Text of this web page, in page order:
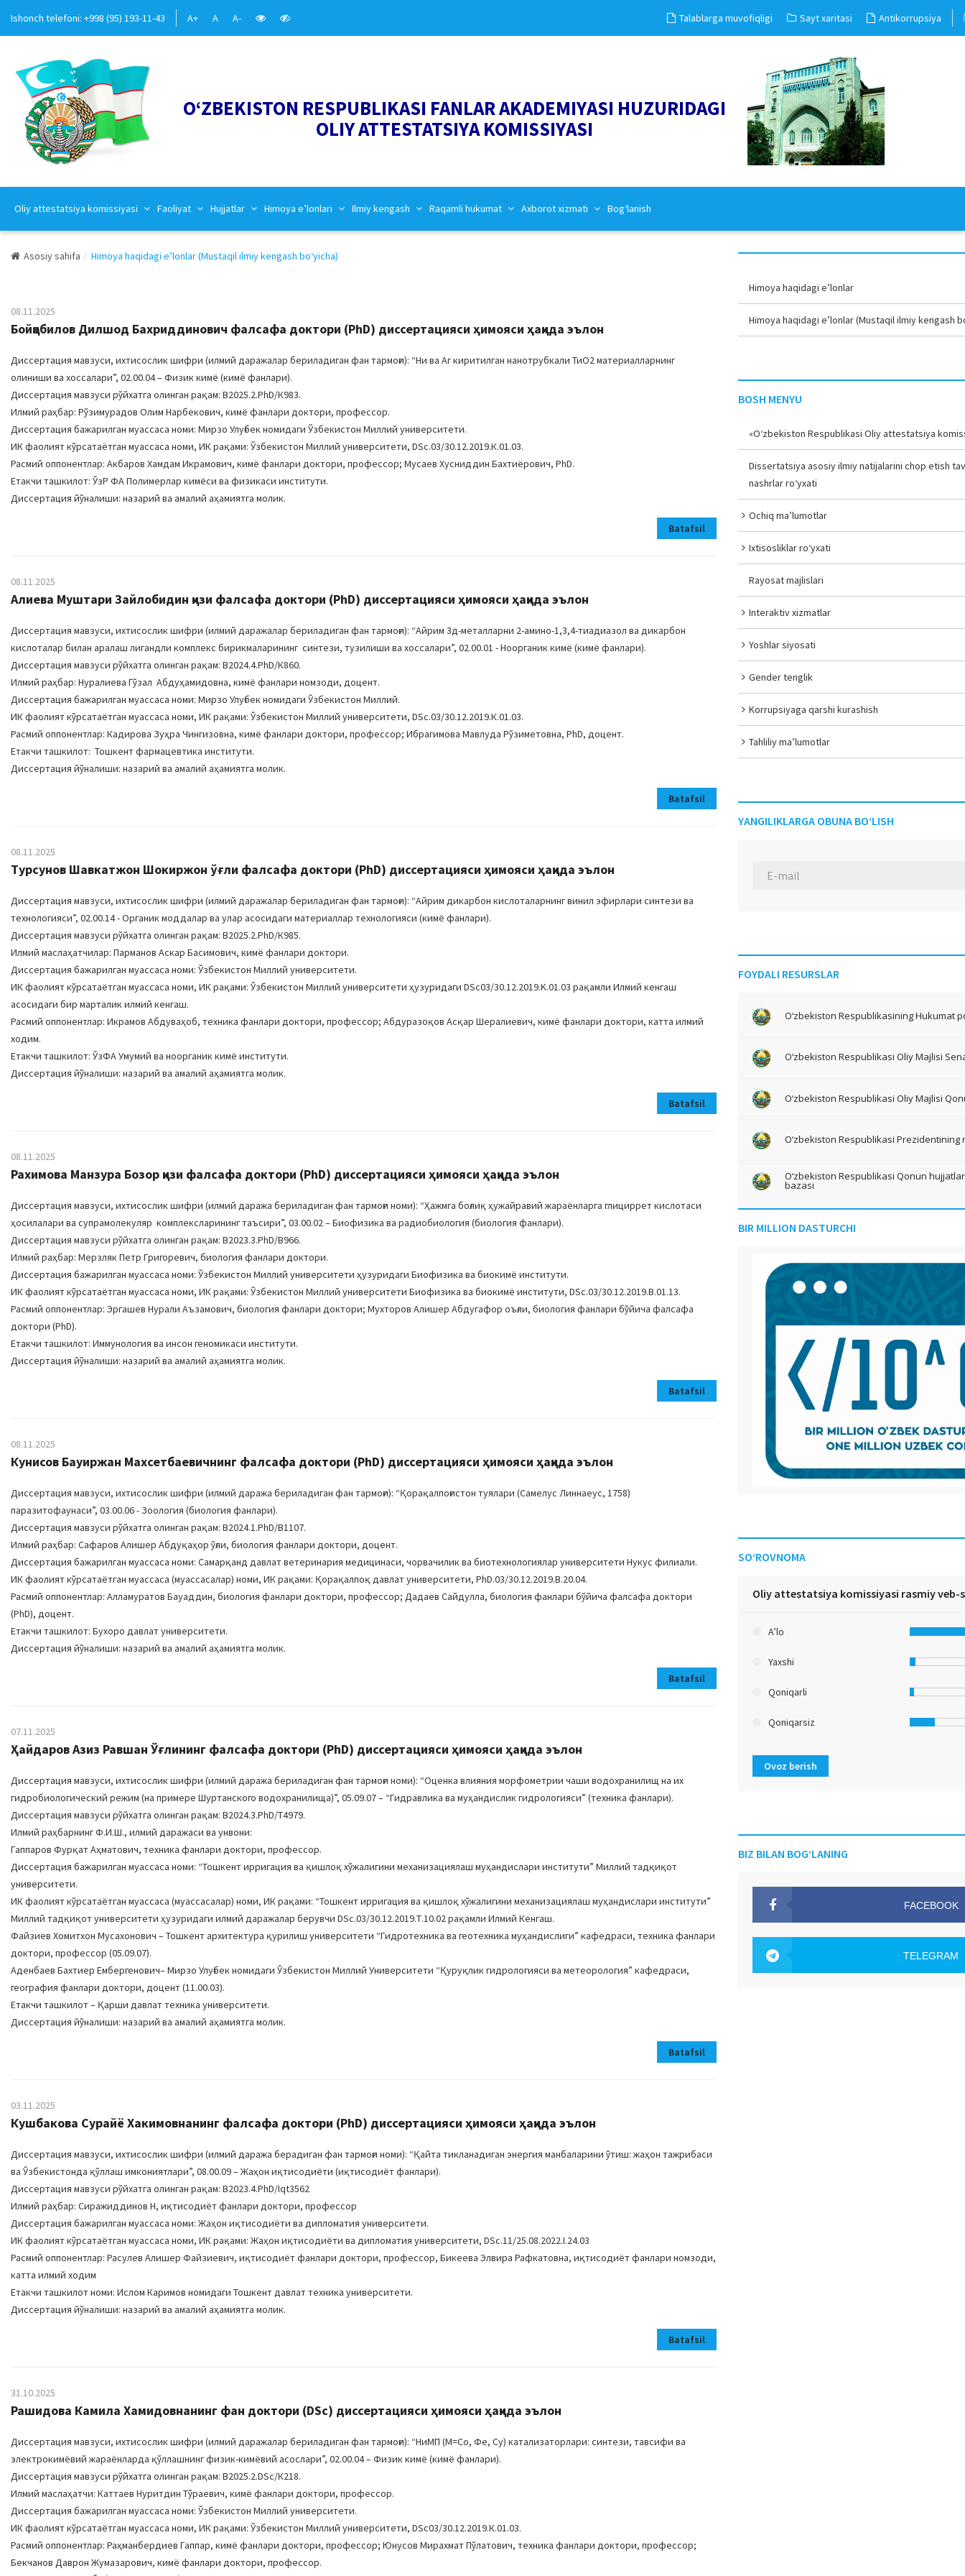
Ishonch telefoni: +998 (95) 193-11-43 A+ A A- Talablarga muvofiqligi Sayt xaritasi Antikorrupsiya
O‘ZBEKISTON RESPUBLIKASI FANLAR AKADEMIYASI HUZURIDAGI
OLIY ATTESTATSIYA KOMISSIYASI
Oliy attestatsiya komissiyasi Faoliyat Hujjatlar Himoya e’lonlari Ilmiy kengash Raqamli hukumat Axborot xizmati Bog‘lanish
Asosiy sahifa Himoya haqidagi e’lonlar (Mustaqil ilmiy kengash bo‘yicha)
08.11.2025
Бойқобилов Дилшод Бахриддинович фалсафа доктори (PhD) диссертацияси ҳимояси ҳақида эълон
Диссертация мавзуси, ихтисослик шифри (илмий даражалар бериладиган фан тармоғи): “Ни ва Аг киритилган нанотрубкали ТиО2 материалларнинг
олиниши ва хоссалари”, 02.00.04 – Физик кимё (кимё фанлари).
Диссертация мавзуси рўйхатга олинган рақам: B2025.2.PhD/К983.
Илмий раҳбар: Рўзимурадов Олим Нарбекович, кимё фанлари доктори, профессор.
Диссертация бажарилган муассаса номи: Мирзо Улуғбек номидаги Ўзбекистон Миллий университети.
ИК фаолият кўрсатаётган муассаса номи, ИК рақами: Ўзбекистон Миллий университети, DSc.03/30.12.2019.К.01.03.
Расмий оппонентлар: Акбаров Хамдам Икрамович, кимё фанлари доктори, профессор; Мусаев Хусниддин Бахтиёрович, PhD.
Етакчи ташкилот: ЎзР ФА Полимерлар кимёси ва физикаси институти.
Диссертация йўналиши: назарий ва амалий аҳамиятга молик.
Batafsil
08.11.2025
Алиева Муштари Зайлобидин қизи фалсафа доктори (PhD) диссертацияси ҳимояси ҳақида эълон
Диссертация мавзуси, ихтисослик шифри (илмий даражалар бериладиган фан тармоғи): “Айрим 3д-металларни 2-амино-1,3,4-тиадиазол ва дикарбон
кислоталар билан аралаш лигандли комплекс бирикмаларининг синтези, тузилиши ва хоссалари”, 02.00.01 - Ноорганик кимё (кимё фанлари).
Диссертация мавзуси рўйхатга олинган рақам: В2024.4.PhD/К860.
Илмий раҳбар: Нуралиева Гўзал Абдуҳамидовна, кимё фанлари номзоди, доцент.
Диссертация бажарилган муассаса номи: Мирзо Улуғбек номидаги Ўзбекистон Миллий.
ИК фаолият кўрсатаётган муассаса номи, ИК рақами: Ўзбекистон Миллий университети, DSc.03/30.12.2019.К.01.03.
Расмий оппонентлар: Кадирова Зуҳра Чингизовна, кимё фанлари доктори, профессор; Ибрагимова Мавлуда Рўзиметовна, PhD, доцент.
Етакчи ташкилот: Тошкент фармацевтика институти.
Диссертация йўналиши: назарий ва амалий аҳамиятга молик.
Batafsil
08.11.2025
Турсунов Шавкатжон Шокиржон ўғли фалсафа доктори (PhD) диссертацияси ҳимояси ҳақида эълон
Диссертация мавзуси, ихтисослик шифри (илмий даражалар бериладиган фан тармоғи): “Айрим дикарбон кислоталарнинг винил эфирлари синтези ва
технологияси”, 02.00.14 - Органик моддалар ва улар асосидаги материаллар технологияси (кимё фанлари).
Диссертация мавзуси рўйхатга олинган рақам: В2025.2.PhD/К985.
Илмий маслаҳатчилар: Парманов Аскар Басимович, кимё фанлари доктори.
Диссертация бажарилган муассаса номи: Ўзбекистон Миллий университети.
ИК фаолият кўрсатаётган муассаса номи, ИК рақами: Ўзбекистон Миллий университети ҳузуридаги DSc03/30.12.2019.K.01.03 рақамли Илмий кенгаш
асосидаги бир марталик илмий кенгаш.
Расмий оппонентлар: Икрамов Абдуваҳоб, техника фанлари доктори, профессор; Абдуразоқов Асқар Шералиевич, кимё фанлари доктори, катта илмий
ходим.
Етакчи ташкилот: ЎзФА Умумий ва ноорганик кимё институти.
Диссертация йўналиши: назарий ва амалий аҳамиятга молик.
Batafsil
08.11.2025
Рахимова Манзура Бозор қизи фалсафа доктори (PhD) диссертацияси ҳимояси ҳақида эълон
Диссертация мавзуси, ихтисослик шифри (илмий даража бериладиган фан тармоғи номи): “Ҳажмга боғлиқ ҳужайравий жараёнларга глициррет кислотаси
ҳосилалари ва супрамолекуляр комплексларининг таъсири”, 03.00.02 – Биофизика ва радиобиология (биология фанлари).
Диссертация мавзуси рўйхатга олинган рақам: B2023.3.PhD/B966.
Илмий раҳбар: Мерзляк Петр Григоревич, биология фанлари доктори.
Диссертация бажарилган муассаса номи: Ўзбекистон Миллий университети ҳузуридаги Биофизика ва биокимё институти.
ИК фаолият кўрсатаётган муассаса номи, ИК рақами: Ўзбекистон Миллий университети Биофизика ва биокимё институти, DSc.03/30.12.2019.B.01.13.
Расмий оппонентлар: Эргашев Нурали Аъзамович, биология фанлари доктори; Мухторов Алишер Абдугафор оъғли, биология фанлари бўйича фалсафа
доктори (PhD).
Етакчи ташкилот: Иммунология ва инсон геномикаси институти.
Диссертация йўналиши: назарий ва амалий аҳамиятга молик.
Batafsil
08.11.2025
Кунисов Бауиржан Махсетбаевичнинг фалсафа доктори (PhD) диссертацияси ҳимояси ҳақида эълон
Диссертация мавзуси, ихтисослик шифри (илмий даража бериладиган фан тармоғи): “Қорақалпоғистон туялари (Cамелус Линнаеус, 1758)
паразитофаунаси”, 03.00.06 - Зоология (биология фанлари).
Диссертация мавзуси рўйхатга олинган рақам: B2024.1.PhD/B1107.
Илмий раҳбар: Сафаров Алишер Абдуқаҳор ўғли, биология фанлари доктори, доцент.
Диссертация бажарилган муассаса номи: Самарқанд давлат ветеринария медицинаси, чорвачилик ва биотехнологиялар университети Нукус филиали.
ИК фаолият кўрсатаётган муассаса (муассасалар) номи, ИК рақами: Қорақалпоқ давлат университети, PhD.03/30.12.2019.B.20.04.
Расмий оппонентлар: Алламуратов Бауаддин, биология фанлари доктори, профессор; Дадаев Сайдулла, биология фанлари бўйича фалсафа доктори
(PhD), доцент.
Етакчи ташкилот: Бухоро давлат университети.
Диссертация йўналиши: назарий ва амалий аҳамиятга молик.
Batafsil
07.11.2025
Ҳайдаров Азиз Равшан Ўғлининг фалсафа доктори (PhD) диссертацияси ҳимояси ҳақида эълон
Диссертация мавзуси, ихтисослик шифри (илмий даража бериладиган фан тармоғи номи): “Оценка влияния морфометрии чаши водохранилищ на их
гидробиологический режим (на примере Шуртанского водохранилища)”, 05.09.07 – “Гидравлика ва муҳандислик гидрологияси” (техника фанлари).
Диссертация мавзуси рўйхатга олинган рақам: В2024.3.PhD/Т4979.
Илмий раҳбарнинг Ф.И.Ш., илмий даражаси ва унвони:
Гаппаров Фурқат Аҳматович, техника фанлари доктори, профессор.
Диссертация бажарилган муассаса номи: “Тошкент ирригация ва қишлоқ хўжалигини механизациялаш муҳандислари институти” Миллий тадқиқот
университети.
ИК фаолият кўрсатаётган муассаса (муассасалар) номи, ИК рақами: “Тошкент ирригация ва қишлоқ хўжалигини механизациялаш муҳандислари институти”
Миллий тадқиқот университети ҳузуридаги илмий даражалар берувчи DSc.03/30.12.2019.Т.10.02 рақамли Илмий Кенгаш.
Файзиев Хомитхон Мусахонович – Тошкент архитектура қурилиш университети “Гидротехника ва геотехника муҳандислиги” кафедраси, техника фанлари
доктори, профессор (05.09.07).
Аденбаев Бахтиер Ембергенович– Мирзо Улуғбек номидаги Ўзбекистон Миллий Университети “Қуруқлик гидрологияси ва метеорология” кафедраси,
география фанлари доктори, доцент (11.00.03).
Етакчи ташкилот – Қарши давлат техника университети.
Диссертация йўналиши: назарий ва амалий аҳамиятга молик.
Batafsil
03.11.2025
Кушбакова Сурайё Хакимовнанинг фалсафа доктори (PhD) диссертацияси ҳимояси ҳақида эълон
Диссертация мавзуси, ихтисослик шифри (илмий даража берадиган фан тармоғи номи): “Қайта тикланадиган энергия манбаларини ўтиш: жаҳон тажрибаси
ва Ўзбекистонда қўллаш имкониятлари”, 08.00.09 – Жаҳон иқтисодиёти (иқтисодиёт фанлари).
Диссертация мавзуси рўйхатга олинган рақам: В2023.4.PhD/Iqt3562
Илмий раҳбар: Сиражиддинов Н, иқтисодиёт фанлари доктори, профессор
Диссертация бажарилган муассаса номи: Жаҳон иқтисодиёти ва дипломатия университети.
ИК фаолият кўрсатаётган муассаса номи, ИК рақами: Жаҳон иқтисодиёти ва дипломатия университети, DSc.11/25.08.2022.I.24.03
Расмий оппонентлар: Расулев Алишер Файзиевич, иқтисодиёт фанлари доктори, профессор, Бикеева Элвира Рафкатовна, иқтисодиёт фанлари номзоди,
катта илмий ходим
Етакчи ташкилот номи: Ислом Каримов номидаги Тошкент давлат техника университети.
Диссертация йўналиши: назарий ва амалий аҳамиятга молик.
Batafsil
31.10.2025
Рашидова Камила Хамидовнанинг фан доктори (DSc) диссертацияси ҳимояси ҳақида эълон
Диссертация мавзуси, ихтисослик шифри (илмий даражалар бериладиган фан тармоғи): “НиМП (М=Cо, Фе, Cу) катализаторлари: синтези, тавсифи ва
электрокимёвий жараёнларда қўллашнинг физик-кимёвий асослари”, 02.00.04 – Физик кимё (кимё фанлари).
Диссертация мавзуси рўйхатга олинган рақам: B2025.2.DSc/К218.
Илмий маслаҳатчи: Каттаев Нуритдин Тўраевич, кимё фанлари доктори, профессор.
Диссертация бажарилган муассаса номи: Ўзбекистон Миллий университети.
ИК фаолият кўрсатаётган муассаса номи, ИК рақами: Ўзбекистон Миллий университети, DSc03/30.12.2019.К.01.03.
Расмий оппонентлар: Раҳманбердиев Гаппар, кимё фанлари доктори, профессор; Юнусов Мирахмат Пўлатович, техника фанлари доктори, профессор;
Бекчанов Даврон Жумазарович, кимё фанлари доктори, профессор.
Himoya haqidagi e’lonlar
Himoya haqidagi e’lonlar (Mustaqil ilmiy kengash
BOSH MENYU
«O‘zbekiston Respublikasi Oliy attestatsiya
Dissertatsiya asosiy ilmiy natijalarini chop etish
nashrlar ro‘yxati
Ochiq ma’lumotlar
Ixtisosliklar ro‘yxati
Rayosat majlislari
Interaktiv xizmatlar
Yoshlar siyosati
Gender tenglik
Korrupsiyaga qarshi kurashish
Tahliliy ma’lumotlar
YANGILIKLARGA OBUNA BO‘LISH
FOYDALI RESURSLAR
O‘zbekiston Respublikasining Hukumat
O‘zbekiston Respublikasi Oliy Majlisi
O‘zbekiston Respublikasi Oliy Majlisi
O‘zbekiston Respublikasi Prezidentining
O‘zbekiston Respublikasi Qonun
bazasi
BIR MILLION DASTURCHI
SO‘ROVNOMA
Oliy attestatsiya komissiyasi rasmiy
A’lo
Yaxshi
Qoniqarli
Qoniqarsiz
Ovoz berish
BIZ BILAN BOG‘LANING
FACEBOOK
TELEGRAM